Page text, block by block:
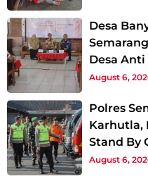
Desa
Desa Anti
August 6,
Polres
Karhutla,
Stand By
August 6,